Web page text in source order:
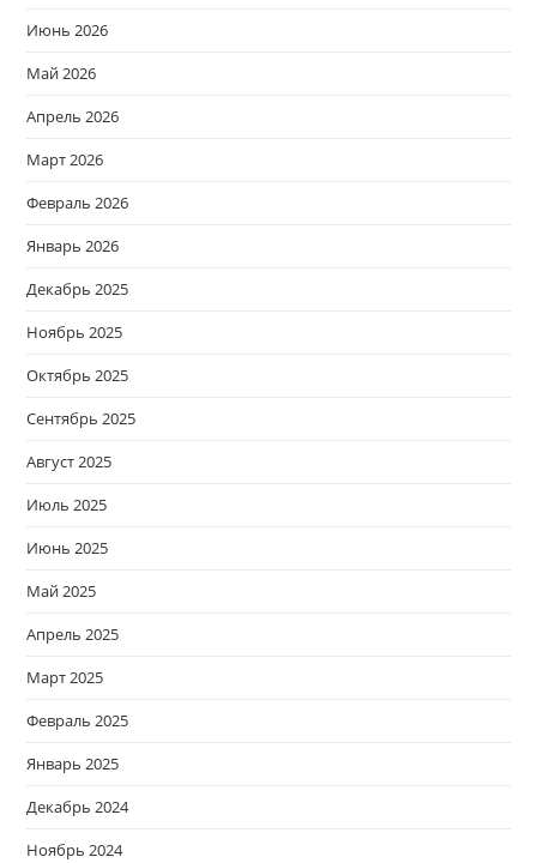
Июнь 2026
Май 2026
Апрель 2026
Март 2026
Февраль 2026
Январь 2026
Декабрь 2025
Ноябрь 2025
Октябрь 2025
Сентябрь 2025
Август 2025
Июль 2025
Июнь 2025
Май 2025
Апрель 2025
Март 2025
Февраль 2025
Январь 2025
Декабрь 2024
Ноябрь 2024